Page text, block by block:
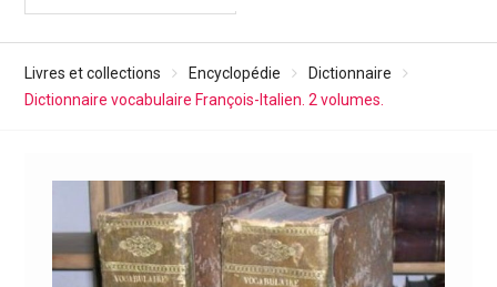
Livres et collections Encyclopédie
Dictionnaire
Dictionnaire vocabulaire François-Italien. 2 volumes.